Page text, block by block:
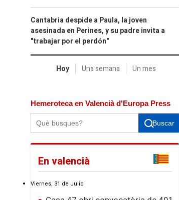
Cantabria despide a Paula, la joven
asesinada en Perines, y su padre invita a
"trabajar por el perdón"
Hoy Una semana Un mes
Hemeroteca en Valencià d'Europa Press
Buscar
En valencià
Viernes, 31 de Julio